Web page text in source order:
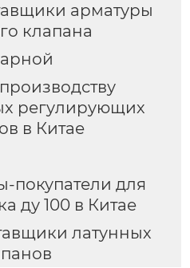
арматуры
клапана
регулирующих
в Китае
покупатели для
ду 100 в Китае
латунных